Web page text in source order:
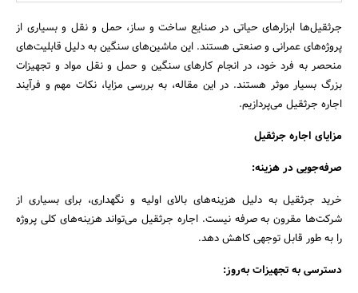
جرثقیل‌ها ابزارهای حیاتی در صنایع ساخت و ساز، حمل و نقل و بسیاری از
پروژه‌های عمرانی و صنعتی هستند. این ماشین‌های سنگین به دلیل قابلیت‌های
منحصر به فرد خود، در انجام کارهای سنگین و حمل و نقل مواد و تجهیزات
بزرگ بسیار موثر هستند. در این مقاله، به بررسی مزایا، نکات مهم و فرآیند
اجاره جرثقیل می‌پردازیم.
مزایای اجاره جرثقیل
صرفه‌جویی در هزینه:
خرید جرثقیل به دلیل هزینه‌های بالای اولیه و نگهداری، برای بسیاری از
شرکت‌ها مقرون به صرفه نیست. اجاره جرثقیل می‌تواند هزینه‌های کلی پروژه
را به طور قابل توجهی کاهش دهد.
دسترسی به تجهیزات به‌روز: